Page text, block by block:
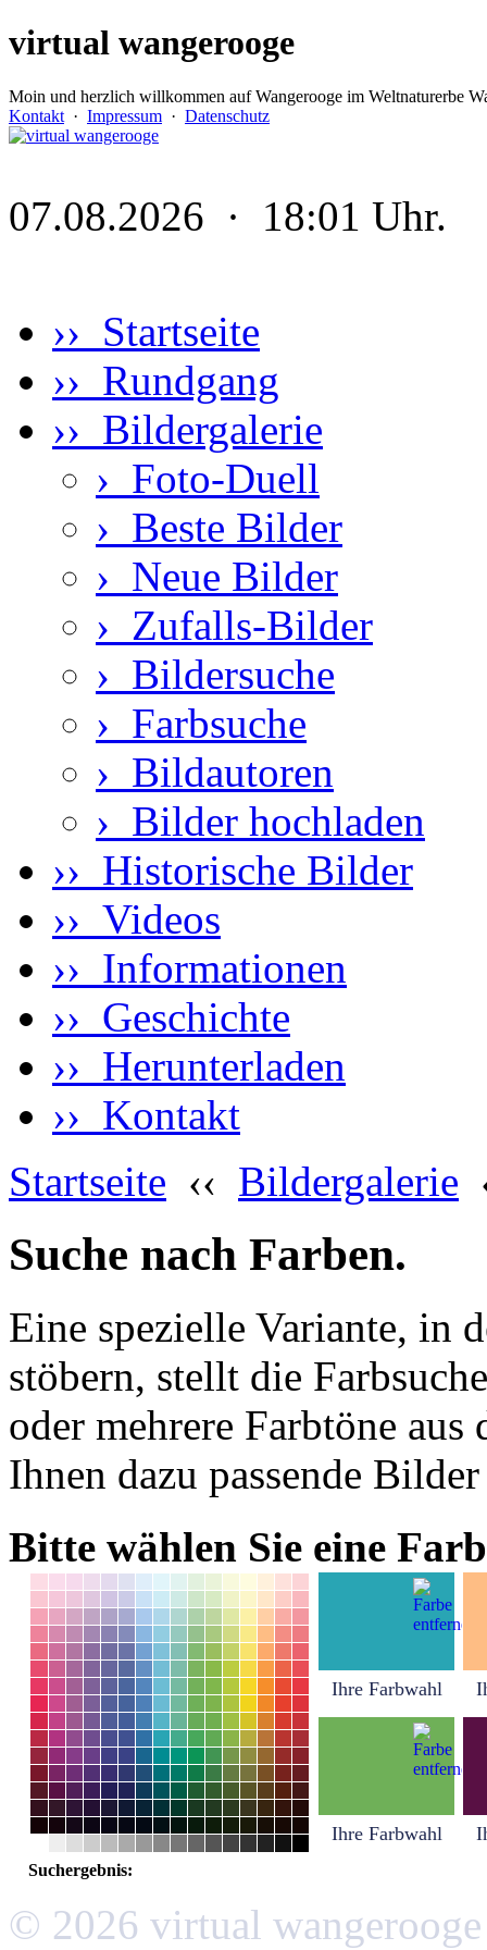
virtual wangerooge
Moin und herzlich willkommen auf Wangerooge im Weltnaturerbe
Kontakt · Impressum · Datenschutz
07.08.2026 · 18:01 Uhr.
›› Startseite
›› Rundgang
›› Bildergalerie
› Foto-Duell
› Beste Bilder
› Neue Bilder
› Zufalls-Bilder
› Bildersuche
› Farbsuche
› Bildautoren
› Bilder hochladen
›› Historische Bilder
›› Videos
›› Informationen
›› Geschichte
›› Herunterladen
›› Kontakt
Startseite ‹‹ Bildergalerie
Suche nach Farben.
Eine spezielle Variante, in
stöbern, stellt die
oder mehrere Farbtöne
Ihnen dazu passende
Bitte wählen Sie eine
Ihre Farbwahl
Ihre Farbwahl
Suchergebnis:
© 2026 virtual wangerooge